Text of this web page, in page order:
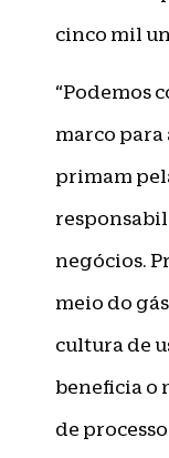
cinco mil
“Podemos
marco para
primam
negócios.
meio do
cultura de
beneficia o
de